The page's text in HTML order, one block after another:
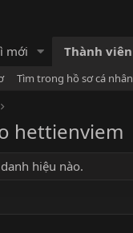
mới Thành viên
Tìm trong hồ sơ cá nhân
hettienviem
hiệu nào.